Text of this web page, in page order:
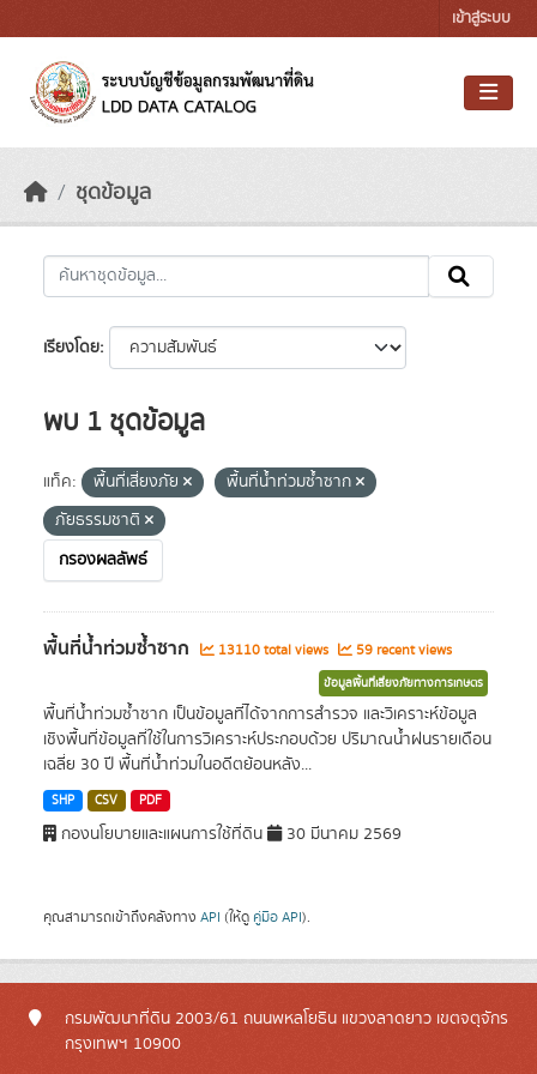
เข้าสู่ระบบ
ชุดข้อมูล
เรียงโดย
พบ 1 ชุดข้อมูล
แท็ค: พื้นที่เสี่ยงภัย
พื้นที่น้ำท่วมซ้ำซาก
ภัยธรรมชาติ
กรองผลลัพธ์
พื้นที่น้ำท่วมซ้ำซาก 13110 total views 59 recent views
ข้อมูลพื้นที่เสี่ยงภัยทางการเกษตร
พื้นที่น้ำท่วมซ้ำซาก เป็นข้อมูลที่ได้จากการสำรวจ และวิเคราะห์ข้อมูล
เชิงพื้นที่ข้อมูลที่ใช้ในการวิเคราะห์ประกอบด้วย ปริมาณน้ำฝนรายเดือน
เฉลี่ย 30 ปี พื้นที่น้ำท่วมในอดีตย้อนหลัง...
SHP CSV PDF
กองนโยบายและแผนการใช้ที่ดิน 30 มีนาคม 2569
คุณสามารถเข้าถึงคลังทาง API (ให้ดู คู่มือ API).
กรมพัฒนาที่ดิน 2003/61 ถนนพหลโยธิน แขวงลาดยาว เขตจตุจักร
กรุงเทพฯ 10900